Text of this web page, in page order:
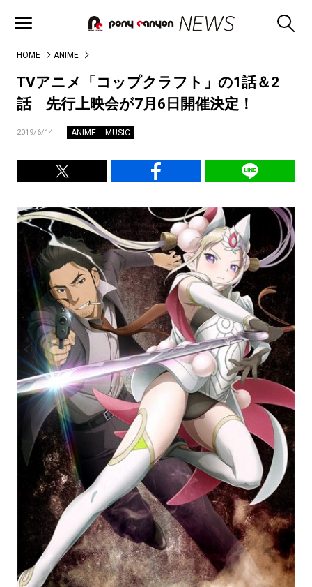
HOME ANIME
TVアニメ「コップクラフト」の1話＆2
話 先行上映会が7月6日開催決定！
2019/6/14 ANIME MUSIC